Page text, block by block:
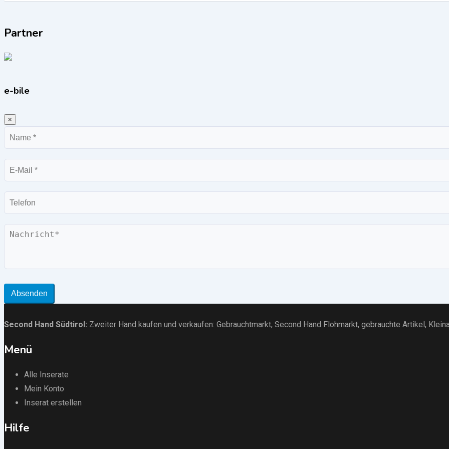
Partner
e-bile
×
Name
E-
Mail
Telefon
Nachricht
Absenden
Second Hand Südtirol : Zweiter Hand kaufen und verkaufen: Gebrauchtmarkt, Second Hand Flohmarkt, gebrauchte Artikel ,
Menü
Alle Inserate
Mein Konto
Inserat erstellen
Hilfe